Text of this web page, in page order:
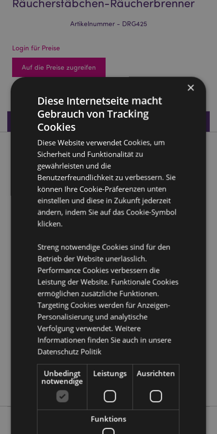
Artikelnummer - DRG425
Login für Preise
Auf die Preise zugreifen
93 auf Lager
Produktdaten
Produktbeschreibung
Wasserfall mit Drachen Räucherstäbchen-Räucherbrenner
Material: Harz
Zur Verwendung mit:Räucherstäbchen
Produkttressourcen:
erfahren?Dann lesen Sie unserenLeitfaden für
Kundeninformationen.
Produktattribute
Information
Höhe 26cm Breite 8cm Tiefe 8cm
5055071721984
18
0.422000
Keine
Keine
×
Diese Internetseite macht
Gebrauch von Tracking
Cookies
Diese Website verwendet Cookies, um
Sicherheit und Funktionalität zu
gewährleisten und die
Benutzerfreundlichkeit zu verbessern. Sie
können Ihre Cookie-Präferenzen unten
einstellen und diese in Zukunft jederzeit
ändern, indem Sie auf das Cookie-Symbol
klicken.
Streng notwendige Cookies sind für den
Betrieb der Website unerlässlich.
Performance Cookies verbessern die
Leistung der Website. Funktionale Cookies
ermöglichen zusätzliche Funktionen.
Targeting Cookies werden für Anzeigen-
Personalisierung und analytische
Verfolgung verwendet. Weitere
Informationen finden Sie auch in unsere
Datenschutz Politik
Unbedingt
notwendige
Leistungs Ausrichten
Funktions